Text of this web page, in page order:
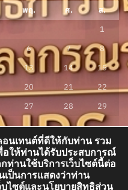
พฤ. ศ.
ส.
1
6 7
8
13 14
15
20 21
22
27 28
29
นเทนต์ที่ดีให้กับท่าน รวม
อให้ท่านได้รับประสบการณ์
ท่านใช้บริการเว็บไซต์นี้ต่อ
ป็นการแสดงว่าท่าน
ไซต์และนโยบายสิทธิส่วน